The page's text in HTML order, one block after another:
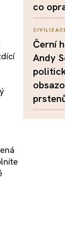
co
Černí
Andy